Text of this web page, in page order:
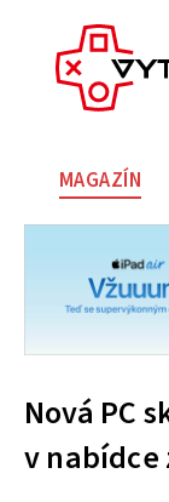
MAGAZÍN
Nová PC
v nabídce